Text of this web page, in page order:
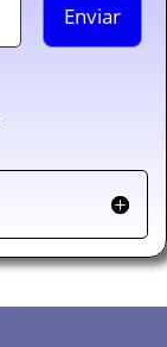
Enviar